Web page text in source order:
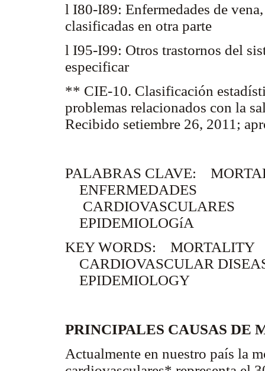
l I80-I89: Enfermedades de
clasificadas en otra parte
l I95-I99: Otros trastornos del
especificar
** CIE-10. Clasificación
problemas relacionados con la
Recibido setiembre 26, 2011;
PALABRAS CLAVE:
ENFERMEDADES
CARDIOVASCULARES
EPIDEMIOLOGíA
KEY WORDS: MORTALITY
CARDIOVASCULAR
EPIDEMIOLOGY
PRINCIPALES CAUSAS DE
Actualmente en nuestro país la